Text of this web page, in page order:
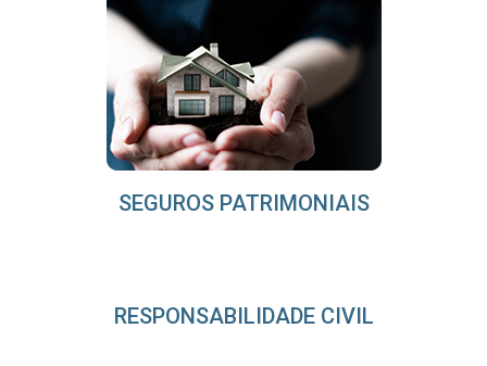
SEGUROS PATRIMONIAIS
RESPONSABILIDADE CIVIL